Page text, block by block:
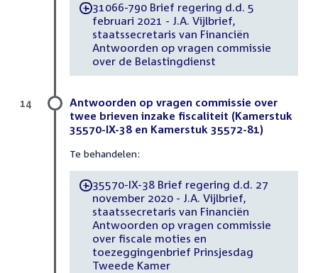
-31066-790 Brief regering d.d. 5
februari 2021 - J.A. Vijlbrief,
staatssecretaris van Financiën
Antwoorden op vragen commissie
over de Belastingdienst
Antwoorden op vragen commissie over
twee brieven inzake fiscaliteit (Kamerstuk
35570-IX-38 en Kamerstuk 35572-81)
Te behandelen:
-35570-IX-38 Brief regering d.d. 27
november 2020 - J.A. Vijlbrief,
staatssecretaris van Financiën
Antwoorden op vragen commissie
over fiscale moties en
toezeggingenbrief Prinsjesdag
Tweede Kamer
14